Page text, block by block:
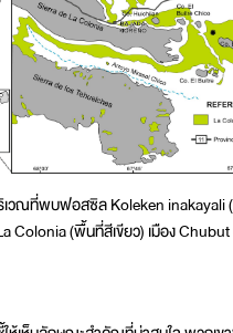
วณที่พบฟอสซิล Koleken inakayali
Colonia (พื้นที่สีเขียว) เมือง Chubut